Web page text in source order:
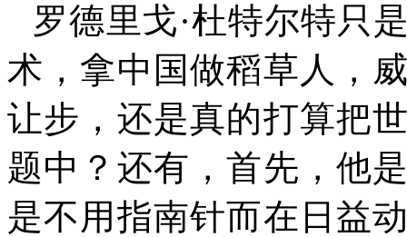
罗德里戈·杜特尔特只
术，拿中国做稻草人，
让步，还是真的打算把
题中？还有，首先，他
是不用指南针而在日益